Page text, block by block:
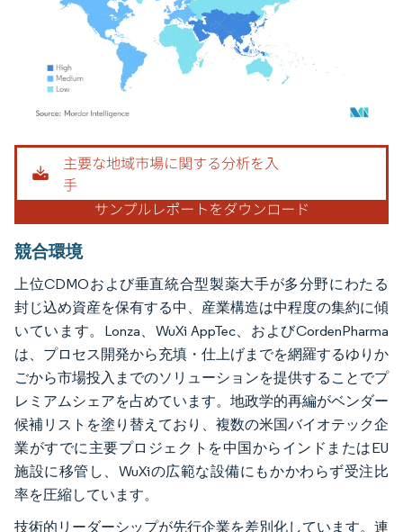
画像 © Mordor Intelligence。再利用にはCC BY 4.0の表示が必要です。
競合環境
上位CDMOおよび垂直統合型製薬大手が多分野にわたる
封じ込め資産を保有する中、産業構造は中程度の集約に傾
いています。Lonza、WuXi AppTec、およびCordenPharma
は、プロセス開発から充填・仕上げまでを網羅するゆりか
ごから市場投入までのソリューションを提供することでプ
レミアムシェアを占めています。地政学的再編がベンダー
候補リストを塗り替えており、複数の米国バイオテック企
業がすでに主要プロジェクトを中国からインドまたはEU
施設に移管し、WuXiの広範な設備にもかかわらず受注比
率を圧縮しています。
技術的リーダーシップが先行企業を差別化しています。連